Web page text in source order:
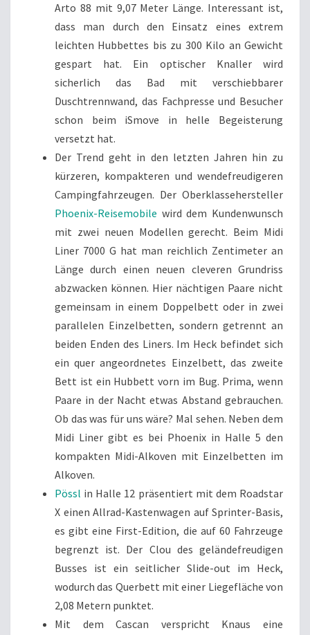
Arto 88 mit 9,07 Meter Länge. Interessant ist,
dass man durch den Einsatz eines extrem
leichten Hubbettes bis zu 300 Kilo an Gewicht
gespart hat. Ein optischer Knaller wird
sicherlich das Bad mit verschiebbarer
Duschtrennwand, das Fachpresse und Besucher
schon beim iSmove in helle Begeisterung
versetzt hat.
Der Trend geht in den letzten Jahren hin zu
kürzeren, kompakteren und wendefreudigeren
Campingfahrzeugen. Der Oberklassehersteller
Phoenix-Reisemobile wird dem Kundenwunsch
mit zwei neuen Modellen gerecht. Beim Midi
Liner 7000 G hat man reichlich Zentimeter an
Länge durch einen neuen cleveren Grundriss
abzwacken können. Hier nächtigen Paare nicht
gemeinsam in einem Doppelbett oder in zwei
parallelen Einzelbetten, sondern getrennt an
beiden Enden des Liners. Im Heck befindet sich
ein quer angeordnetes Einzelbett, das zweite
Bett ist ein Hubbett vorn im Bug. Prima, wenn
Paare in der Nacht etwas Abstand gebrauchen.
Ob das was für uns wäre? Mal sehen. Neben dem
Midi Liner gibt es bei Phoenix in Halle 5 den
kompakten Midi-Alkoven mit Einzelbetten im
Alkoven.
Pössl in Halle 12 präsentiert mit dem Roadstar
X einen Allrad-Kastenwagen auf Sprinter-Basis,
es gibt eine First-Edition, die auf 60 Fahrzeuge
begrenzt ist. Der Clou des geländefreudigen
Busses ist ein seitlicher Slide-out im Heck,
wodurch das Querbett mit einer Liegefläche von
2,08 Metern punktet.
Mit dem Cascan verspricht Knaus eine